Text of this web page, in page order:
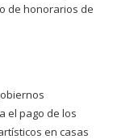
de honorarios de
el pago de los
en casas